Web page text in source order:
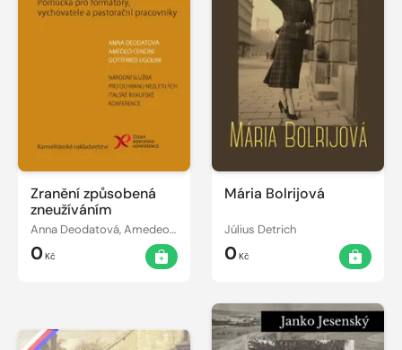
Zranění způsobená
zneužíváním
Anna Deodatová, Amedeo Cencini, Gottfried Ugolini
0Kč
Mária Bolrijová
Július Detrich
0Kč